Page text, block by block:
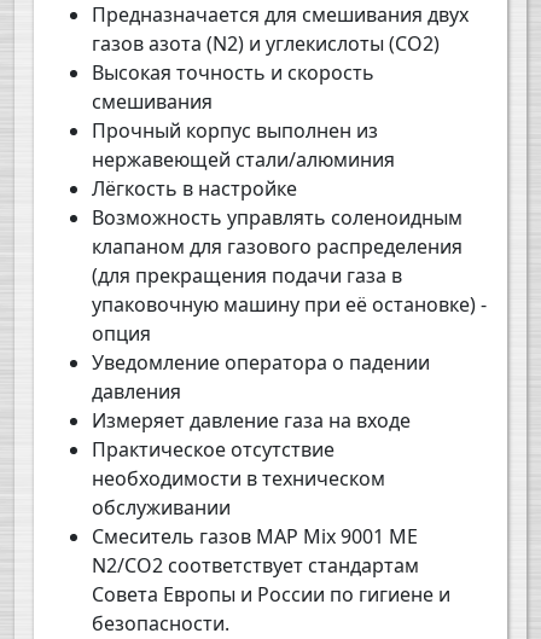
Предназначается для смешивания двух
газов азота (N2) и углекислоты (СО2)
Высокая точность и скорость
смешивания
Прочный корпус выполнен из
нержавеющей стали/алюминия
Лёгкость в настройке
Возможность управлять соленоидным
клапаном для газового распределения
(для прекращения подачи газа в
упаковочную машину при её остановке) -
опция
Уведомление оператора о падении
давления
Измеряет давление газа на входе
Практическое отсутствие
необходимости в техническом
обслуживании
Смеситель газов MAP Mix 9001 ME
N2/CO2 соответствует стандартам
Совета Европы и России по гигиене и
безопасности.